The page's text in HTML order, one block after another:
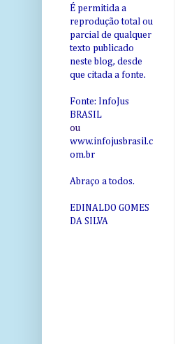
É permitida a
reprodução total ou
parcial de qualquer
texto publicado
neste blog, desde
que citada a fonte.
Fonte: InfoJus
BRASIL
ou
www.infojusbrasil.c
om.br
Abraço a todos.
EDINALDO GOMES
DA SILVA